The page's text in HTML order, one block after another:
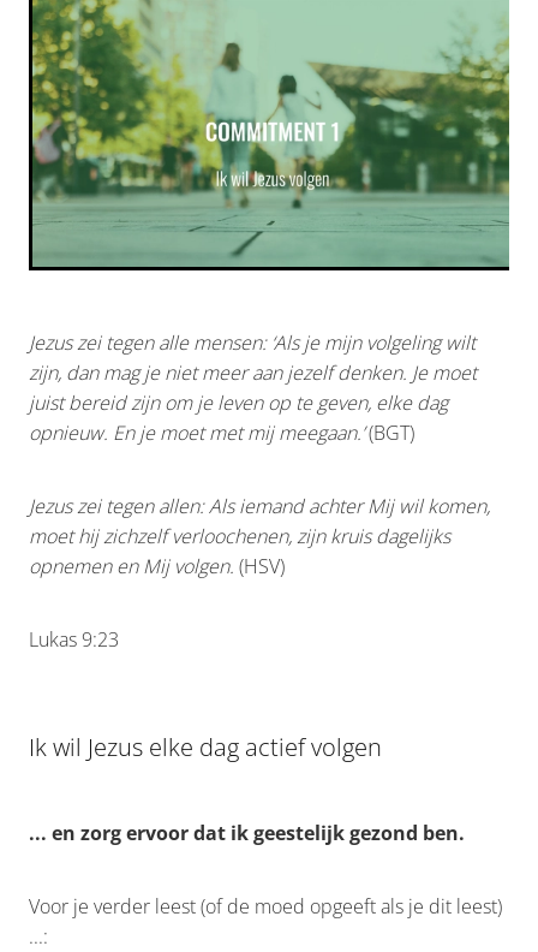
D-DAY
ONTDEK ALONGSIDERS
VERHALEN & INSPIRATIE
TEAM & BESTUUR
ONDERSTEUN
Shop
My Account
Jezus zei tegen alle mensen: ‘Als je mijn volgeling wilt
zijn, dan mag je niet meer aan jezelf denken. Je moet
juist bereid zijn om je leven op te geven, elke dag
opnieuw. En je moet met mij meegaan.’(BGT)
Jezus zei tegen allen: Als iemand achter Mij wil komen,
moet hij zichzelf verloochenen, zijn kruis dagelijks
opnemen en Mij volgen. (HSV)
Lukas 9:23
Ik wil Jezus elke dag actief volgen
... en zorg ervoor dat ik geestelijk gezond ben.
Voor je verder leest (of de moed opgeeft als je dit leest)
...: